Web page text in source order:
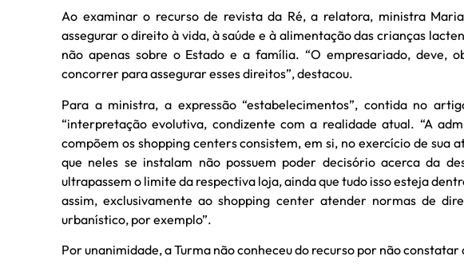
Ao examinar o recurso de revista da Ré, a relatora, ministra
assegurar o direito à vida, à saúde e à alimentação das crianças
não apenas sobre o Estado e a família. “O empresariado, deve,
concorrer para assegurar esses direitos”, destacou.
Para a ministra, a expressão “estabelecimentos”, contida no
“interpretação evolutiva, condizente com a realidade atual. “A
compõem os shopping centers consistem, em si, no exercício de sua
que neles se instalam não possuem poder decisório acerca da
ultrapassem o limite da respectiva loja, ainda que tudo isso esteja
assim, exclusivamente ao shopping center atender normas de
urbanístico, por exemplo”.
Por unanimidade, a Turma não conheceu do recurso por não